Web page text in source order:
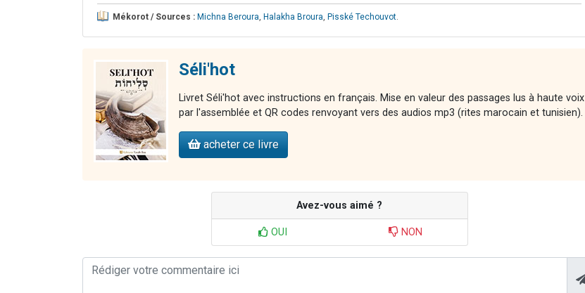
Mékorot / Sources : Michna Beroura Halakha Broura Pisské Techouvot
Séli'hot
Livret Séli'hot avec instructions en français. Mise en valeur des passages lus à haute voix
par l'assemblée et QR codes renvoyant vers des audios mp3 (rites marocain et tunisien).
acheter ce livre
Avez-vous aimé ?
OUI NON